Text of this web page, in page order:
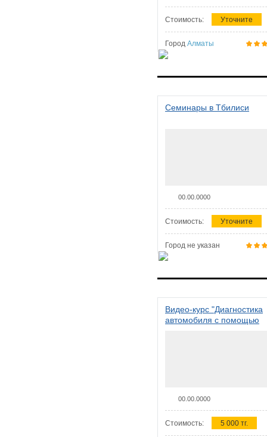
Стоимость: Уточните
Город Алматы
Семинары в Тбилиси
00.00.0000
Стоимость: Уточните
Город не указан
Видео-курс "Диагностика
автомобиля с помощью
00.00.0000
Стоимость: 5 000 тг.